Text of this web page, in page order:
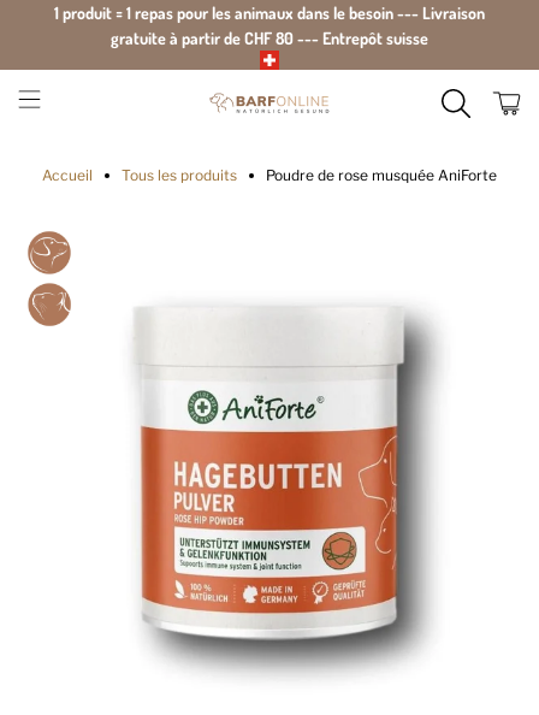
1 produit = 1 repas pour les animaux dans le besoin --- Livraison
gratuite à partir de CHF 80 --- Entrepôt suisse
Accueil Tous les produits Poudre de rose musquée AniForte